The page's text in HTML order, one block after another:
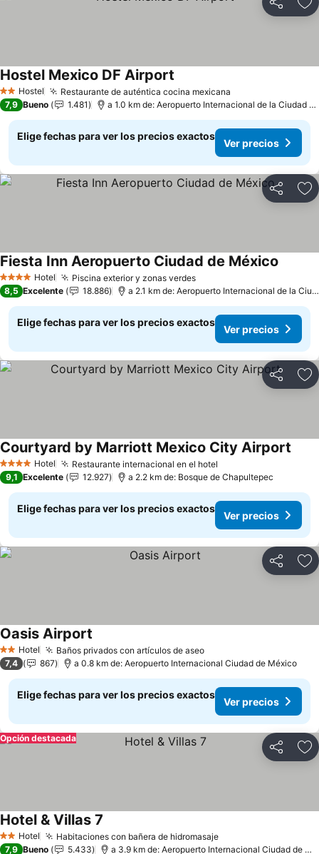
Compartir
2 Estrellas
Hostel Restaurante de auténtica cocina mexicana
Hostel Mexico DF Airport
7,9 Bueno 1.481 a 1.0 km de: Aeropuerto Internacional de la Ciudad
Elige fechas para ver los precios exactos
Ver precios
Compartir
4 EstrellasHotel Piscina exterior y zonas verdesVer precios
Fiesta Inn Aeropuerto Ciudad de México
8,5 Excelente 18.886 a 2.1 km de: Aeropuerto Internacional de la
Elige fechas para ver los precios exactos
Ver precios
Compartir
4 EstrellasHotel Restaurante internacional en el hotel
Courtyard by Marriott Mexico City Airport
9,1 Excelente 12.927 a 2.2 km de: Bosque de Chapultepec
Elige fechas para ver los precios exactos
Ver precios
Compartir
2 Estrellas
Hotel Baños privados con artículos de aseoVer precios
Oasis Airport
7,4 867 a 0.8 km de: Aeropuerto Internacional Ciudad de México
Elige fechas para ver los precios exactos
Ver precios
Compartir
Opción destacada
2 Estrellas
Hotel Habitaciones con bañera de hidromasajeVer precios
Hotel & Villas 7
7,9 Bueno 5.433 a 3.9 km de: Aeropuerto Internacional Ciudad de